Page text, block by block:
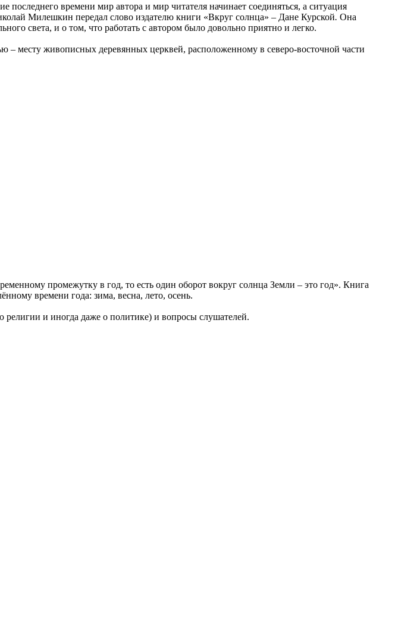
времени мир автора и мир читателя начинает соединяться, а ситуация
Милешкин передал слово издателю книги «Вкруг солнца» – Дане Курской. Она
света, и о том, что работать с автором было довольно приятно и легко.
месту живописных деревянных церквей, расположенному в северо-восточной части
промежутку в год, то есть один оборот вокруг солнца Земли – это год». Книга
времени года: зима, весна, лето, осень.
религии и иногда даже о политике) и вопросы слушателей.